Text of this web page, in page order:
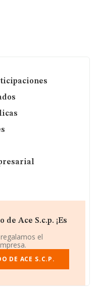
Ace S.c.p. ¡Es
el
DE ACE S.C.P.